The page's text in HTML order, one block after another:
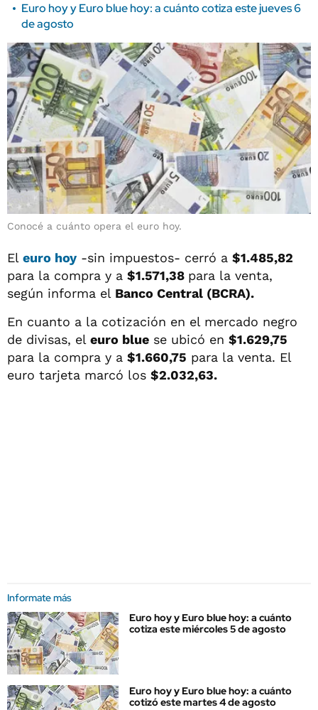
Euro hoy y Euro blue hoy: a cuánto cotiza este jueves 6
de agosto
Conocé a cuánto opera el euro hoy.
El euro hoy -sin impuestos- cerró a $1.485,82
para la compra y a $1.571,38 para la venta,
según informa el Banco Central (BCRA).
En cuanto a la cotización en el mercado negro
de divisas, el euro blue se ubicó en $1.629,75
para la compra y a $1.660,75 para la venta. El
euro tarjeta marcó los $2.032,63.
Informate más
Euro hoy y Euro blue hoy: a cuánto
cotiza este miércoles 5 de agosto
Euro hoy y Euro blue hoy: a cuánto
cotizó este martes 4 de agosto